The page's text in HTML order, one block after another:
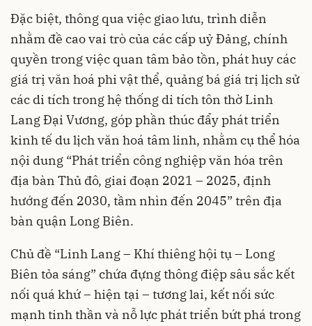
Đặc biệt, thông qua việc giao lưu, trình diễn
nhằm đề cao vai trò của các cấp uỷ Đảng, chính
quyền trong việc quan tâm bảo tồn, phát huy các
giá trị văn hoá phi vật thể, quảng bá giá trị lịch sử
các di tích trong hệ thống di tích tôn thờ Linh
Lang Đại Vương, góp phần thúc đẩy phát triển
kinh tế du lịch văn hoá tâm linh, nhằm cụ thể hóa
nội dung “Phát triển công nghiệp văn hóa trên
địa bàn Thủ đô, giai đoạn 2021 – 2025, định
hướng đến 2030, tầm nhìn đến 2045” trên địa
bàn quận Long Biên.
Chủ đề “Linh Lang – Khí thiêng hội tụ – Long
Biên tỏa sáng” chứa đựng thông điệp sâu sắc kết
nối quá khứ – hiện tại – tương lai, kết nối sức
mạnh tinh thần và nỗ lực phát triển bứt phá trong